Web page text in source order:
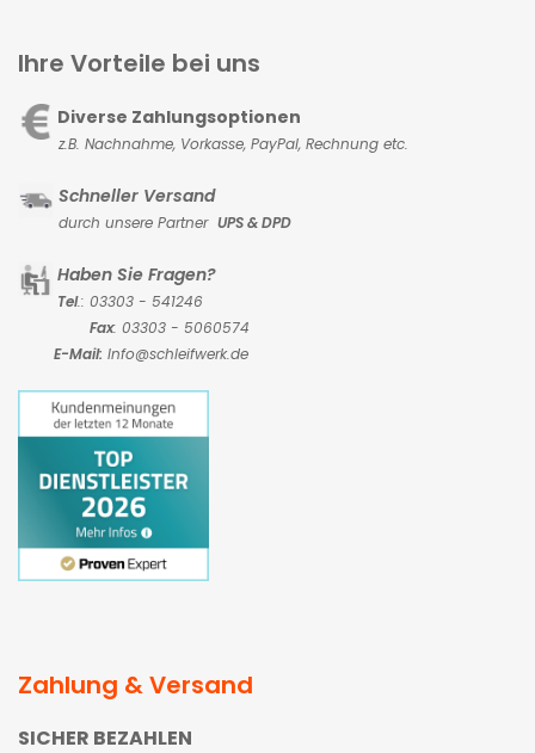
Ihre Vorteile bei uns
Diverse Zahlungsoptionen
z.B. Nachnahme, Vorkasse, PayPal, Rechnung etc.
Schneller Versand
durch unsere Partner UPS & DPD
Haben Sie Fragen?
Tel.: 03303 - 541246
Fax: 03303 - 5060574
E-Mail: Info@schleifwerk.de
Zahlung & Versand
SICHER BEZAHLEN